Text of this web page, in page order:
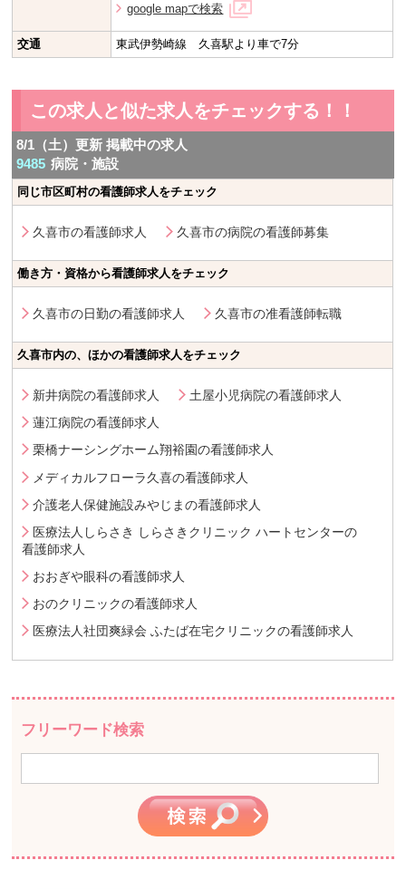
google mapで検索
交通 東武伊勢崎線 久喜駅より車で7分
この求人と似た求人をチェックする！！
8/1（土）更新 掲載中の求人
9485 病院・施設
同じ市区町村の看護師求人をチェック
久喜市の看護師求人 久喜市の病院の看護師募集
働き方・資格から看護師求人をチェック
久喜市の日勤の看護師求人 久喜市の准看護師転職
久喜市内の、ほかの看護師求人をチェック
新井病院の看護師求人
土屋小児病院の看護師求人
蓮江病院の看護師求人
栗橋ナーシングホーム翔裕園の看護師求人
メディカルフローラ久喜の看護師求人
介護老人保健施設みやじまの看護師求人
医療法人しらさき しらさきクリニック ハートセンターの
看護師求人
おおぎや眼科の看護師求人
おのクリニックの看護師求人
医療法人社団爽緑会 ふたば在宅クリニックの看護師求人
フリーワード検索